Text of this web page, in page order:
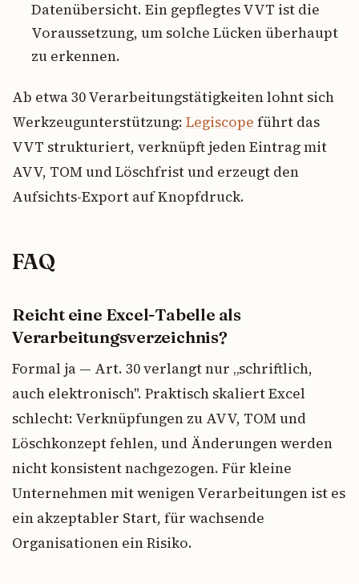
Datenübersicht. Ein gepflegtes VVT ist die
Voraussetzung, um solche Lücken überhaupt
zu erkennen.
Ab etwa 30 Verarbeitungstätigkeiten lohnt sich
Werkzeugunterstützung: Legiscope führt das
VVT strukturiert, verknüpft jeden Eintrag mit
AVV, TOM und Löschfrist und erzeugt den
Aufsichts-Export auf Knopfdruck.
FAQ
Reicht eine Excel-Tabelle als
Verarbeitungsverzeichnis?
Formal ja — Art. 30 verlangt nur „schriftlich,
auch elektronisch". Praktisch skaliert Excel
schlecht: Verknüpfungen zu AVV, TOM und
Löschkonzept fehlen, und Änderungen werden
nicht konsistent nachgezogen. Für kleine
Unternehmen mit wenigen Verarbeitungen ist es
ein akzeptabler Start, für wachsende
Organisationen ein Risiko.